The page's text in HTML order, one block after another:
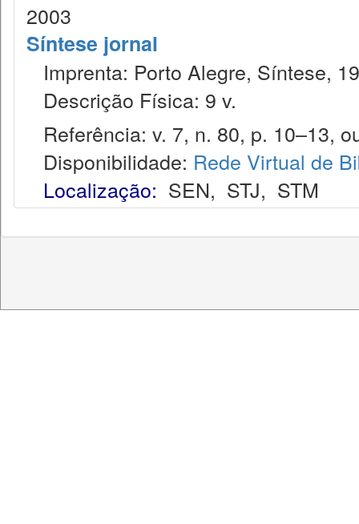
2003
Síntese jornal
Imprenta: Porto Alegre, Síntese,
Descrição Física: 9 v.
Referência: v. 7, n. 80, p. 10–13,
Disponibilidade: Rede Virtual de
Localização: SEN, STJ, STM